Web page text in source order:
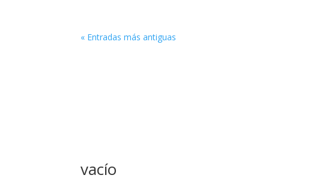
« Entradas más antiguas
vacío